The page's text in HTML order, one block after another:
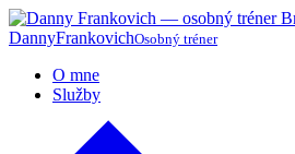
DannyFrankovichOsobný tréner
O mne
Služby